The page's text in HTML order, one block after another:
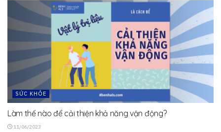
SỨC KHỎE
Làm thế nào để cải thiện khả năng vận động?
11/06/2023